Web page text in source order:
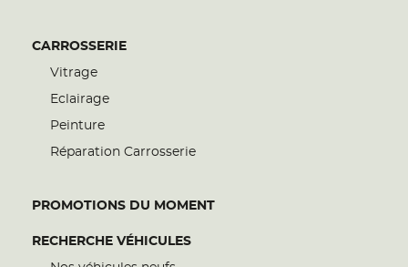
CARROSSERIE
Vitrage
Eclairage
Peinture
Réparation Carrosserie
PROMOTIONS DU MOMENT
RECHERCHE VÉHICULES